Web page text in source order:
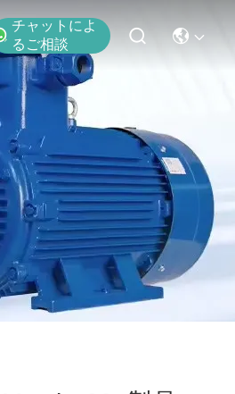
チャットによ
るご相談